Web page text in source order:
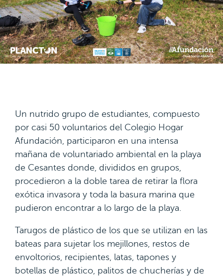
Un nutrido grupo de estudiantes, compuesto
por casi 50 voluntarios del Colegio Hogar
Afundación, participaron en una intensa
mañana de voluntariado ambiental en la playa
de Cesantes donde, divididos en grupos,
procedieron a la doble tarea de retirar la flora
exótica invasora y toda la basura marina que
pudieron encontrar a lo largo de la playa.
Tarugos de plástico de los que se utilizan en las
bateas para sujetar los mejillones, restos de
envoltorios, recipientes, latas, tapones y
botellas de plástico, palitos de chucherías y de